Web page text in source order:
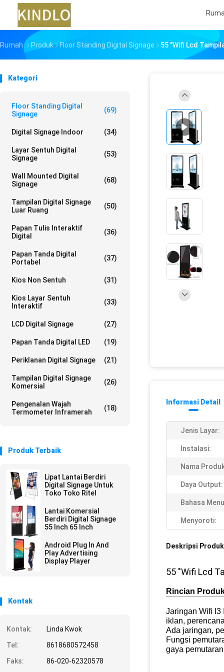
Rumah Produk Floor Standing Digital Signage 55 "Wifi Lcd
Kategori
Floor Standing Digital
Signage
(69)
Digital Signage Indoor (34)
Layar Sentuh Digital
Signage
(53)
Wall Mounted Digital
Signage
(68)
Tampilan Digital Signage
Luar Ruang
(50)
Papan Tulis Interaktif
Digital
(36)
Papan Tanda Digital
Portabel
(37)
Kios Non Sentuh (31)
Kios Layar Sentuh
Interaktif
(33)
LCD Digital Signage (27)
Papan Tanda Digital LED (19)
Periklanan Digital Signage (21)
Tampilan Digital Signage
Komersial
(26)
Pengenalan Wajah
Termometer Inframerah
(18)
Produk Terbaik
Lipat Lantai Berdiri
Digital Signage Untuk
Toko Toko Ritel
Lantai Komersial
Berdiri Digital Signage
55 Inch 65 Inch
Android Plug In And
Play Advertising
Display Player
Kontak
Kontak:
Linda Kwok
Tel:
8618680572458
Faks:
86-020-62320578
Informasi Detail
Jenis Layar:
Instalasi:
Nama
Daya Output:
Bahasa
Menyoroti:
Deskripsi Produk
55 "Wifi Lcd
Rincian
Jaringan Wifi I3
iklan,
Ada jaringan,
Fungsi
gaya